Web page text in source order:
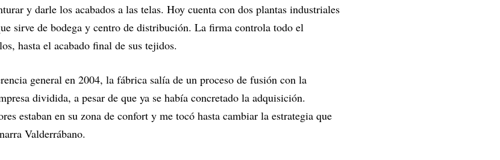
y darle los acabados a las telas. Hoy cuenta con dos plantas industriales
sirve de bodega y centro de distribución. La firma controla todo el
hasta el acabado final de sus tejidos.
general en 2004, la fábrica salía de un proceso de fusión con la
dividida, a pesar de que ya se había concretado la adquisición.
estaban en su zona de confort y me tocó hasta cambiar la estrategia que
Valderrábano.